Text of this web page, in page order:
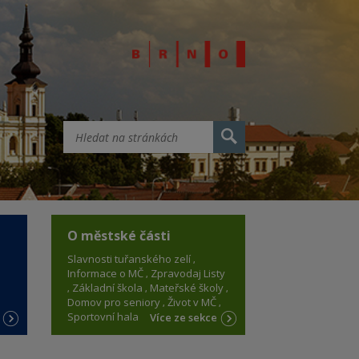
O městské části
Slavnosti tuřanského zelí
Informace o MČ Zpravodaj Listy
Základní škola
Mateřské školy
Domov pro seniory Život v MČ
Sportovní hala
Více ze sekce